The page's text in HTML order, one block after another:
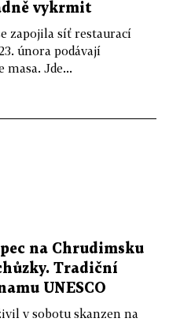
vykrmit
zapojila síť restaurací
února podávají
masa. Jde...
na Chrudimsku
Tradiční
UNESCO
v sobotu skanzen na